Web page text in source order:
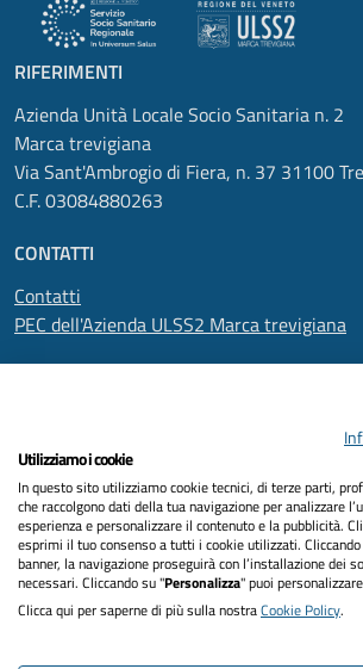
RIFERIMENTI
Azienda Unità Locale Socio Sanitaria n. 2
Marca trevigiana
Via Sant'Ambrogio di Fiera, n. 37 31100
C.F. 03084880263
CONTATTI
Contatti
PEC dell'Azienda ULSS2 Marca trevigiana
Informativa privacy
Dichiarazione di accessibilità
Note legali
Utilizziamo i cookie
In questo sito utilizziamo cookie tecnici, di terze parti,
che raccolgono dati della tua navigazione per analizzare
esperienza e personalizzare il contenuto e la pubblicità.
esprimi il tuo consenso a tutti i cookie utilizzati.
banner, la navigazione proseguirà con l’installazione dei
necessari. Cliccando su "Personalizza" puoi
Clicca qui per saperne di più sulla nostraCookie Policy.